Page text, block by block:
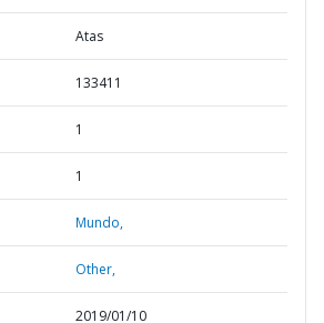
Atas
133411
1
1
Mundo,
Other,
2019/01/10